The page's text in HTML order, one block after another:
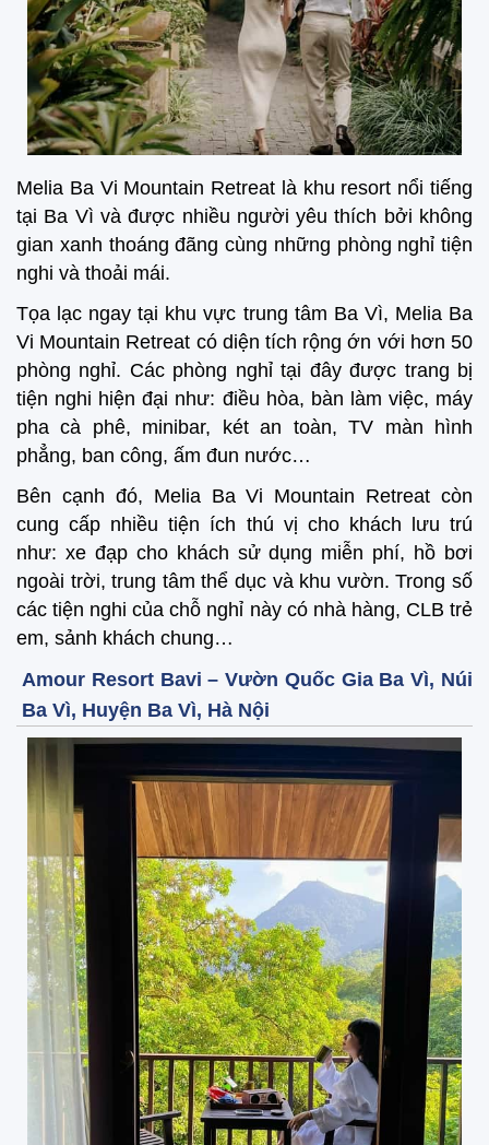
Melia Ba Vi Mountain Retreat là khu resort nổi tiếng
tại Ba Vì và được nhiều người yêu thích bởi không
gian xanh thoáng đãng cùng những phòng nghỉ tiện
nghi và thoải mái.
Tọa lạc ngay tại khu vực trung tâm Ba Vì, Melia Ba
Vi Mountain Retreat có diện tích rộng ớn với hơn 50
phòng nghỉ. Các phòng nghỉ tại đây được trang bị
tiện nghi hiện đại như: điều hòa, bàn làm việc, máy
pha cà phê, minibar, két an toàn, TV màn hình
phẳng, ban công, ấm đun nước…
Bên cạnh đó, Melia Ba Vi Mountain Retreat còn
cung cấp nhiều tiện ích thú vị cho khách lưu trú
như: xe đạp cho khách sử dụng miễn phí, hồ bơi
ngoài trời, trung tâm thể dục và khu vườn. Trong số
các tiện nghi của chỗ nghỉ này có nhà hàng, CLB trẻ
em, sảnh khách chung…
Amour Resort Bavi – Vườn Quốc Gia Ba Vì, Núi
Ba Vì, Huyện Ba Vì, Hà Nội